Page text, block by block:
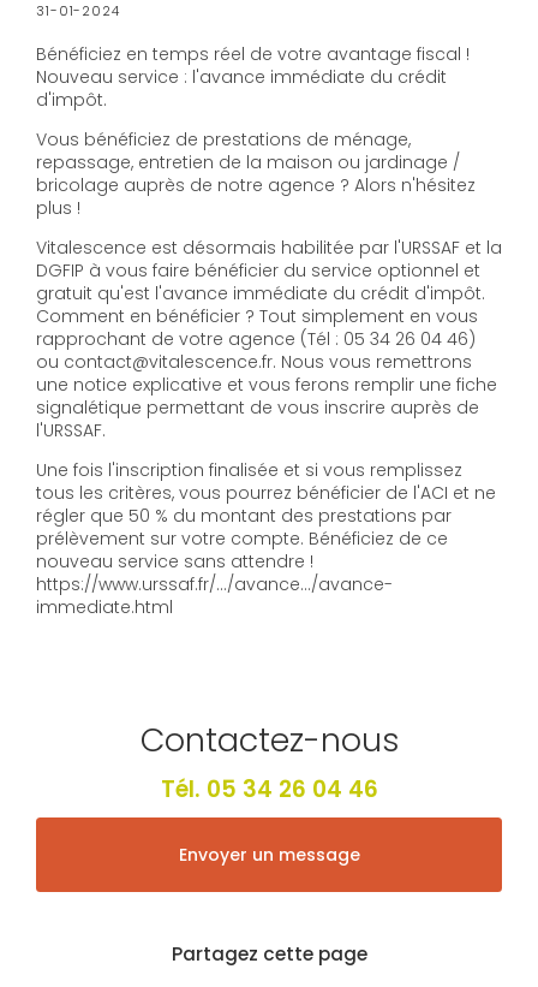
31-01-2024
Bénéficiez en temps réel de votre avantage fiscal !
Nouveau service : l'avance immédiate du crédit
d'impôt.
Vous bénéficiez de prestations de ménage,
repassage, entretien de la maison ou jardinage /
bricolage auprès de notre agence ? Alors n'hésitez
plus !
Vitalescence est désormais habilitée par l'URSSAF et la
DGFIP à vous faire bénéficier du service optionnel et
gratuit qu'est l'avance immédiate du crédit d'impôt.
Comment en bénéficier ? Tout simplement en vous
rapprochant de votre agence (Tél : 05 34 26 04 46)
ou contact@vitalescence.fr. Nous vous remettrons
une notice explicative et vous ferons remplir une fiche
signalétique permettant de vous inscrire auprès de
l'URSSAF.
Une fois l'inscription finalisée et si vous remplissez
tous les critères, vous pourrez bénéficier de l'ACI et ne
régler que 50 % du montant des prestations par
prélèvement sur votre compte. Bénéficiez de ce
nouveau service sans attendre !
https://www.urssaf.fr/.../avance.../avance-
immediate.html
Contactez-nous
Tél. 05 34 26 04 46
Envoyer un message
Partagez cette page